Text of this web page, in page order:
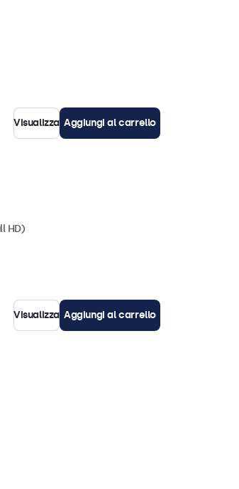
Visualizza Aggiungi al carrello
HD)
Visualizza Aggiungi al carrello